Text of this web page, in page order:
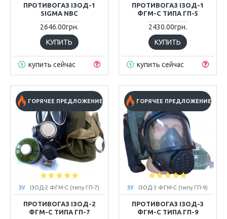
ПРОТИВОГАЗ ІЗОД-1
SIGMA NBC
2646.00грн.
КУПИТЬ
купить сейчас
ПРОТИВОГАЗ ІЗОД-1
ФГМ-С ТИПА ГП-5
2430.00грн.
КУПИТЬ
купить сейчас
ГОРЯЧЕЕ ПРЕДЛОЖЕНИЕ
ЗУ ІЗОД-2 ФГМ-С (типу ГП-7)
ПРОТИВОГАЗ ІЗОД-2
ФГМ-С ТИПА ГП-7
ГОРЯЧЕЕ ПРЕДЛОЖЕНИЕ
ЗУ ІЗОД-3 ФГМ-С (типу ГП-9)
ПРОТИВОГАЗ ІЗОД-3
ФГМ-С ТИПА ГП-9